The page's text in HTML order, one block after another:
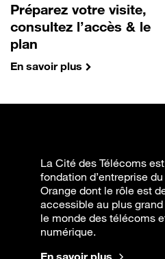
Préparez votre visite,
consultez l’accès & le
plan
En savoir plus
La Cité des Télécoms
fondation d’entreprise
Orange dont le rôle est
accessible au plus
le monde des télécoms
numérique.